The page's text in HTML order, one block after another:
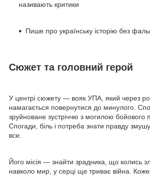
називають критики
Пише про українську історію без
Сюжет та головний герой
У центрі сюжету — вояк УПА, який через
намагається повернутися до минулого.
зруйноване зустріччю з могилою бойового
Спогади, біль і потреба знати правду
все.
Його місія — знайти зрадника, що колись
навколо мир, у серці ще триває війна.